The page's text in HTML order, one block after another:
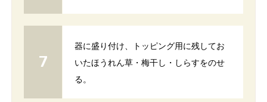
器に盛り付け、トッピング用に残してお
いたほうれん草・梅干し・しらすをのせ
る。